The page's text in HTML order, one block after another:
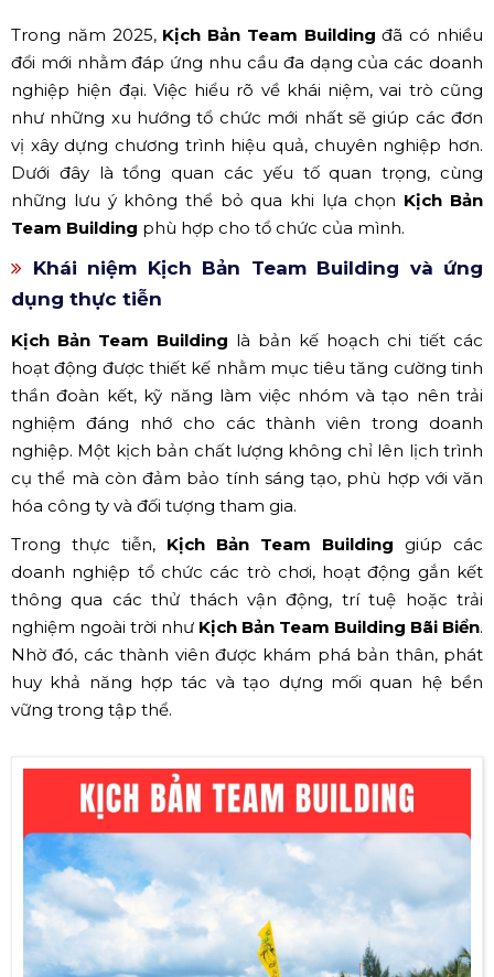
Trong năm 2025, Kịch Bản Team Building đã có nhiều
đổi mới nhằm đáp ứng nhu cầu đa dạng của các doanh
nghiệp hiện đại. Việc hiểu rõ về khái niệm, vai trò cũng
như những xu hướng tổ chức mới nhất sẽ giúp các đơn
vị xây dựng chương trình hiệu quả, chuyên nghiệp hơn.
Dưới đây là tổng quan các yếu tố quan trọng, cùng
những lưu ý không thể bỏ qua khi lựa chọn Kịch Bản
Team Building phù hợp cho tổ chức của mình.
Khái niệm Kịch Bản Team Building và ứng
dụng thực tiễn
Kịch Bản Team Building là bản kế hoạch chi tiết các
hoạt động được thiết kế nhằm mục tiêu tăng cường tinh
thần đoàn kết, kỹ năng làm việc nhóm và tạo nên trải
nghiệm đáng nhớ cho các thành viên trong doanh
nghiệp. Một kịch bản chất lượng không chỉ lên lịch trình
cụ thể mà còn đảm bảo tính sáng tạo, phù hợp với văn
hóa công ty và đối tượng tham gia.
Trong thực tiễn, Kịch Bản Team Building giúp các
doanh nghiệp tổ chức các trò chơi, hoạt động gắn kết
thông qua các thử thách vận động, trí tuệ hoặc trải
nghiệm ngoài trời như Kịch Bản Team Building Bãi Biển.
Nhờ đó, các thành viên được khám phá bản thân, phát
huy khả năng hợp tác và tạo dựng mối quan hệ bền
vững trong tập thể.